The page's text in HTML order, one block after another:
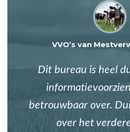
VVO’s van
Dit bureau is heel
betrouwbaar over.
over het